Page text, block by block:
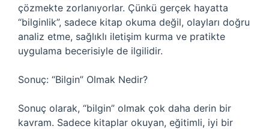
çözmekte zorlanıyorlar. Çünkü gerçek hayatta
“bilginlik”, sadece kitap okuma değil, olayları doğru
analiz etme, sağlıklı iletişim kurma ve pratikte
uygulama becerisiyle de ilgilidir.
Sonuç: “Bilgin” Olmak Nedir?
Sonuç olarak, “bilgin” olmak çok daha derin bir
kavram. Sadece kitaplar okuyan, eğitimli, iyi bir